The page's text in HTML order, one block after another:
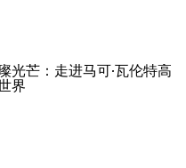
光芒：走进马可·瓦伦特高
界